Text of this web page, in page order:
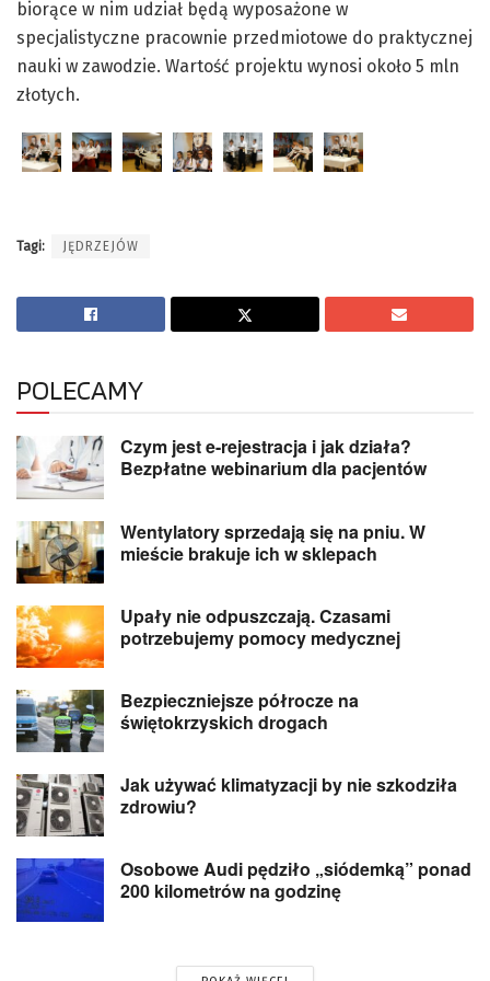
biorące w nim udział będą wyposażone w
specjalistyczne pracownie przedmiotowe do praktycznej
nauki w zawodzie. Wartość projektu wynosi około 5 mln
złotych.
Tagi: JĘDRZEJÓW
POLECAMY
Czym jest e-rejestracja i jak działa?
Bezpłatne webinarium dla pacjentów
Wentylatory sprzedają się na pniu. W
mieście brakuje ich w sklepach
Upały nie odpuszczają. Czasami
potrzebujemy pomocy medycznej
Bezpieczniejsze półrocze na
świętokrzyskich drogach
Jak używać klimatyzacji by nie szkodziła
zdrowiu?
Osobowe Audi pędziło „siódemką” ponad
200 kilometrów na godzinę